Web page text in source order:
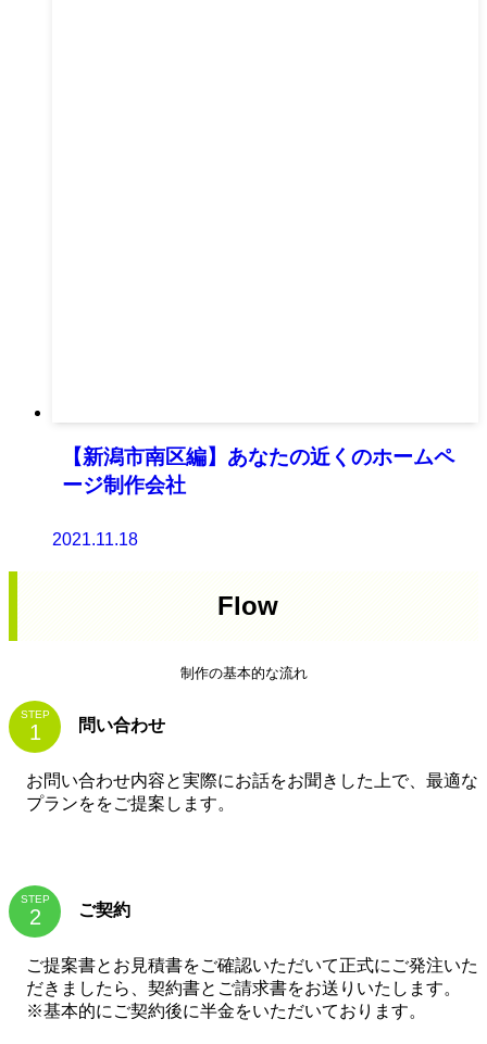
【新潟市南区編】あなたの近くのホームペ
ージ制作会社
2021.11.18
Flow
制作の基本的な流れ
STEP
問い合わせ
お問い合わせ内容と実際にお話をお聞きした上で、最適な
プランををご提案します。
STEP
ご契約
ご提案書とお見積書をご確認いただいて正式にご発注いた
だきましたら、契約書とご請求書をお送りいたします。
※基本的にご契約後に半金をいただいております。